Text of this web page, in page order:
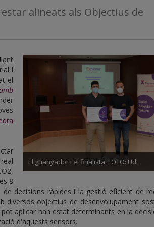
alineats als Objectius de
El guanyador i el finalista. FOTO: UdL
i
el
8
decisions ràpides i la gestió eficient de
objectius de desenvolupament
aplicar han estat determinants en la
d'aquests sensors.